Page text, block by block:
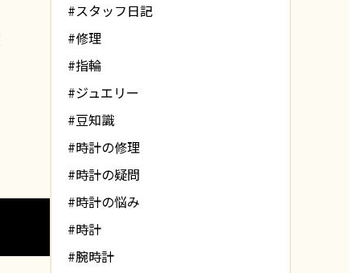
#スタッフ日記
#修理
#指輪
#ジュエリー
#豆知識
#時計の修理
#時計の疑問
#時計の悩み
#時計
#腕時計